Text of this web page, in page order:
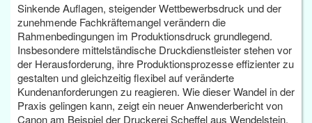
Sinkende Auflagen, steigender Wettbewerbsdruck und der
zunehmende Fachkräftemangel verändern die
Rahmenbedingungen im Produktionsdruck grundlegend.
Insbesondere mittelständische Druckdienstleister stehen vor
der Herausforderung, ihre Produktionsprozesse effizienter zu
gestalten und gleichzeitig flexibel auf veränderte
Kundenanforderungen zu reagieren. Wie dieser Wandel in der
Praxis gelingen kann, zeigt ein neuer Anwenderbericht von
Canon am Beispiel der Druckerei Scheffel aus Wendelstein.